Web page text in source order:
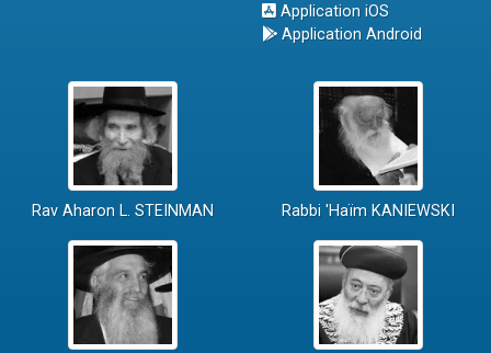
Application iOS
Application Android
Rav Aharon L. STEINMAN Rabbi 'Haïm KANIEWSKI